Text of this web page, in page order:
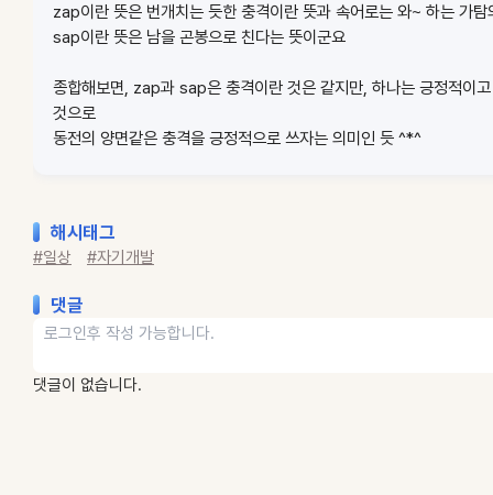
zap이란 뜻은 번개치는 듯한 충격이란 뜻과 속어로는 와~ 하는 가탐
sap이란 뜻은 남을 곤봉으로 친다는 뜻이군요
종합해보면, zap과 sap은 충격이란 것은 같지만, 하나는 긍정적이
것으로
동전의 양면같은 충격을 긍정적으로 쓰자는 의미인 듯 ^*^
해시태그
#일상 #자기개발
댓글
댓글이 없습니다.